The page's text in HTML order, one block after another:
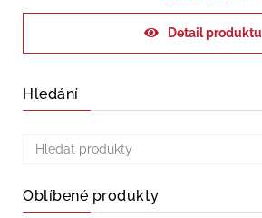
Detail produktu
Hledání
Oblíbené produkty